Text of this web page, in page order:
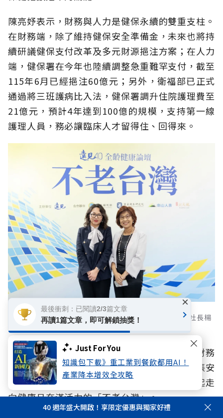
Just For You
知識包下載》重工業到餐飲都用AI！
產業降本增效全攻略
陳亮妤表示，財務與人力是健保永續的雙重支柱。
在財務端，除了維持健保安全準備金，未來也將持
續研議健保支付改革及多元財源挹注方案；在人力
端，健保署在今年也陸續調整急重難罕支付，截至
115年6月已經挹注60億元；另外，衛福部已正式
通過將三班護病比入法，健保署調升住院護理費至
21億元，預計4年達到100億的規模，支持第一線
護理人員，務必讓臨床人才留得住、回得來。
(左起)衛生福利部中央健康保險署署長陳亮妤、遠見雜誌社長楊
瑪利。
從慢性病控制、癌症篩檢與治療，再到人力與財務
的長期健全，健保署推動的系列改革正織起一張安
全網，讓更多人不僅活得老、活得好，還要一起走
向健康且充滿活力的「不老台灣」。
40 週年盛大開啟！享限定優惠與獨家好禮
最後衝刺：已閱讀2/3篇文章
再讀1篇文章，即可解鎖抽獎！
×